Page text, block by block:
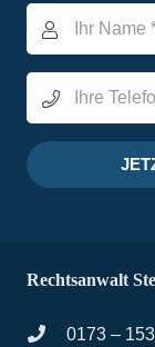
Rechtsanwalt
0173 –